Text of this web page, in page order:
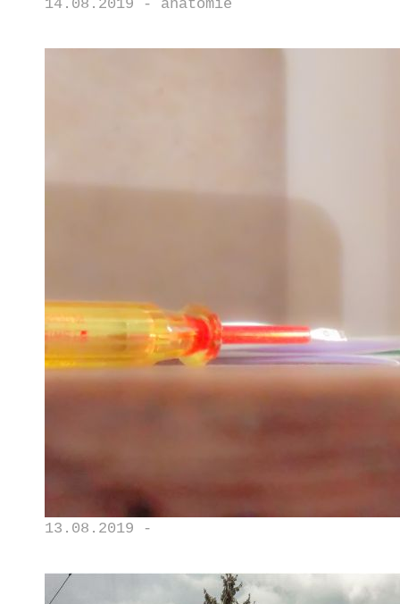
14.08.2019 - anatomie
13.08.2019 -